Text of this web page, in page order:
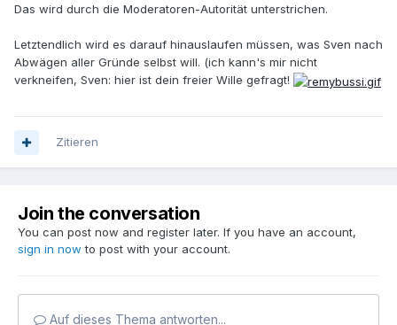
Das wird durch die Moderatoren-Autorität unterstrichen.
Letztendlich wird es darauf hinauslaufen müssen, was Sven nach
Abwägen aller Gründe selbst will. (ich kann's mir nicht
verkneifen, Sven: hier ist dein freier Wille gefragt!
Zitieren
Join the conversation
You can post now and register later. If you have an account,
sign in now to post with your account.
Auf dieses Thema antworten...